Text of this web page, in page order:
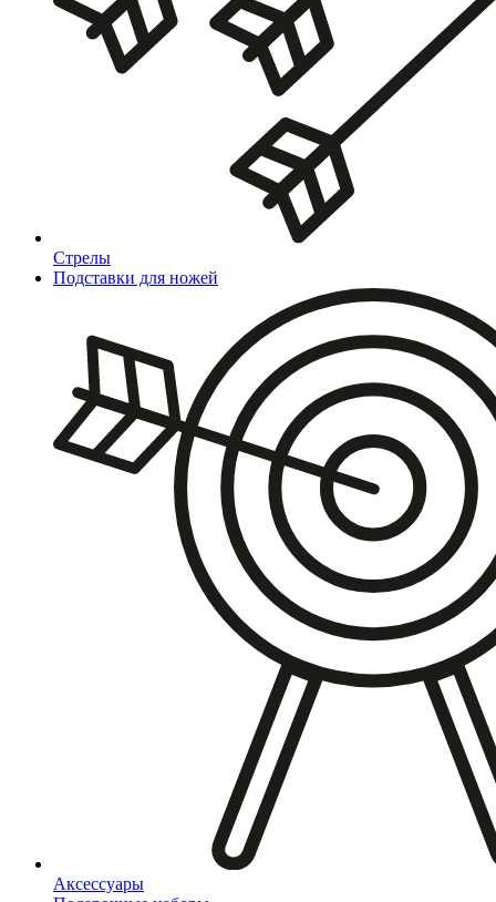
Стрелы
Подставки для ножей
Аксессуары